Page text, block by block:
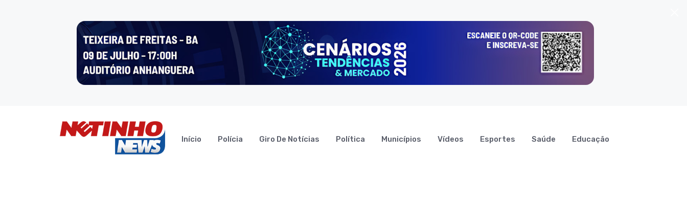
Início Polícia Giro De Notícias Política Municípios Vídeos Esportes Saúde Educação